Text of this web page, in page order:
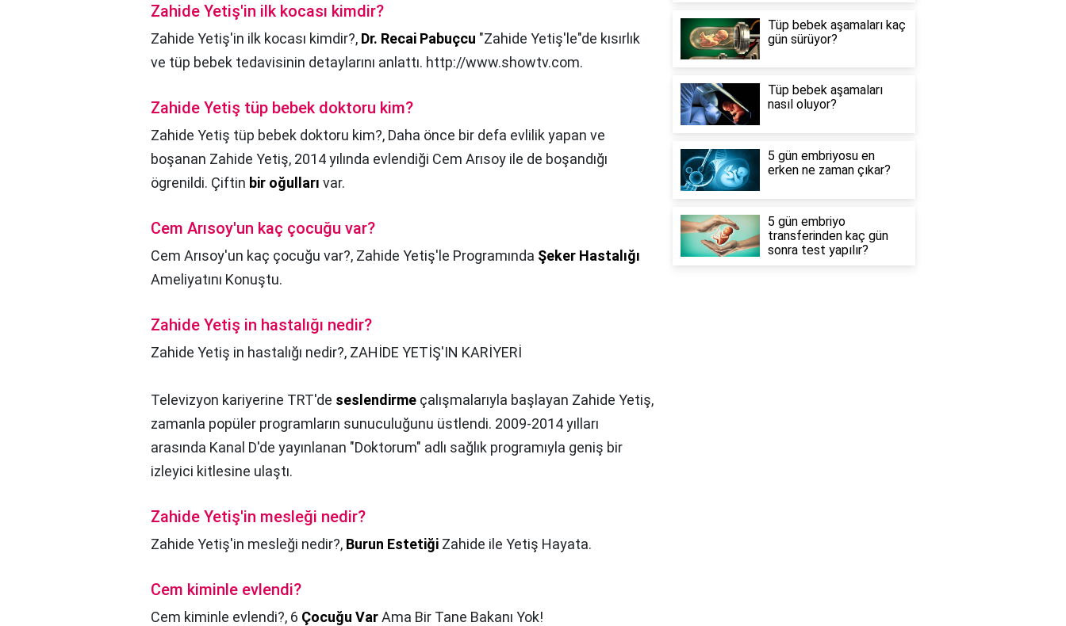
Zahide Yetiş'in ilk kocası kimdir?
Zahide Yetiş'in ilk kocası kimdir?, Dr. Recai Pabuçcu "Zahide Yetiş'le"de kısırlık
ve tüp bebek tedavisinin detaylarını anlattı. http://www.showtv.com.
Zahide Yetiş tüp bebek doktoru kim?
Zahide Yetiş tüp bebek doktoru kim?, Daha önce bir defa evlilik yapan ve
boşanan Zahide Yetiş, 2014 yılında evlendiği Cem Arısoy ile de boşandığı
ögrenildi. Çiftin bir oğulları var.
Cem Arısoy'un kaç çocuğu var?
Cem Arısoy'un kaç çocuğu var?, Zahide Yetiş'le Programında Şeker Hastalığı
Ameliyatını Konuştu.
Zahide Yetiş in hastalığı nedir?
Zahide Yetiş in hastalığı nedir?, ZAHİDE YETİŞ'IN KARİYERİ
Televizyon kariyerine TRT'de seslendirme çalışmalarıyla başlayan Zahide Yetiş,
zamanla popüler programların sunuculuğunu üstlendi. 2009-2014 yılları
arasında Kanal D'de yayınlanan "Doktorum" adlı sağlık programıyla geniş bir
izleyici kitlesine ulaştı.
Zahide Yetiş'in mesleği nedir?
Zahide Yetiş'in mesleği nedir?, Burun Estetiği Zahide ile Yetiş Hayata.
Cem kiminle evlendi?
Cem kiminle evlendi?, 6 Çocuğu VarAma Bir Tane Bakanı Yok!
Tüp bebek aşamaları kaç
gün sürüyor?
Tüp bebek aşamaları
nasıl oluyor?
5 gün embriyosu en
erken ne zaman çıkar?
5 gün embriyo
transferinden kaç gün
sonra test yapılır?